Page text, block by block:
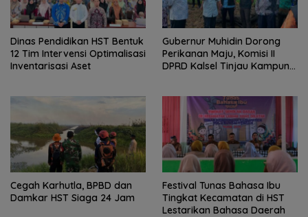
Dinas Pendidikan HST Bentuk
12 Tim Intervensi Optimalisasi
Inventarisasi Aset
Gubernur Muhidin Dorong
Perikanan Maju, Komisi II
DPRD Kalsel Tinjau Kampung
Cegah Karhutla, BPBD dan
Damkar HST Siaga 24 Jam
Festival Tunas Bahasa Ibu
Tingkat Kecamatan di HST
Lestarikan Bahasa Daerah